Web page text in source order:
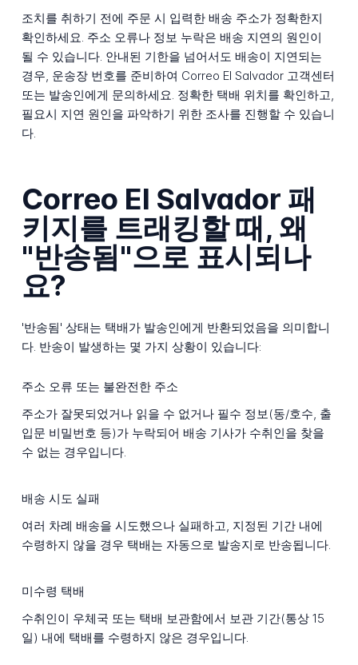
조치를 취하기 전에 주문 시 입력한 배송 주소가 정확한지
확인하세요. 주소 오류나 정보 누락은 배송 지연의 원인이
될 수 있습니다. 안내된 기한을 넘어서도 배송이 지연되는
경우, 운송장 번호를 준비하여 Correo El Salvador 고객센터
또는 발송인에게 문의하세요. 정확한 택배 위치를 확인하고,
필요시 지연 원인을 파악하기 위한 조사를 진행할 수 있습니
다.
Correo El Salvador 패
키지를 트래킹할 때, 왜
"반송됨"으로 표시되나
요?
'반송됨' 상태는 택배가 발송인에게 반환되었음을 의미합니
다. 반송이 발생하는 몇 가지 상황이 있습니다:
주소 오류 또는 불완전한 주소
주소가 잘못되었거나 읽을 수 없거나 필수 정보(동/호수, 출
입문 비밀번호 등)가 누락되어 배송 기사가 수취인을 찾을
수 없는 경우입니다.
배송 시도 실패
여러 차례 배송을 시도했으나 실패하고, 지정된 기간 내에
수령하지 않을 경우 택배는 자동으로 발송지로 반송됩니다.
미수령 택배
수취인이 우체국 또는 택배 보관함에서 보관 기간(통상 15
일) 내에 택배를 수령하지 않은 경우입니다.